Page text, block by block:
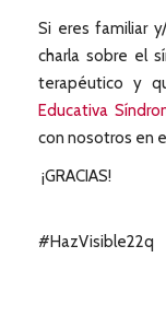
Si eres familiar
charla sobre el
terapéutico y
Educativa
con nosotros en
¡GRACIAS!
#HazVisible22q